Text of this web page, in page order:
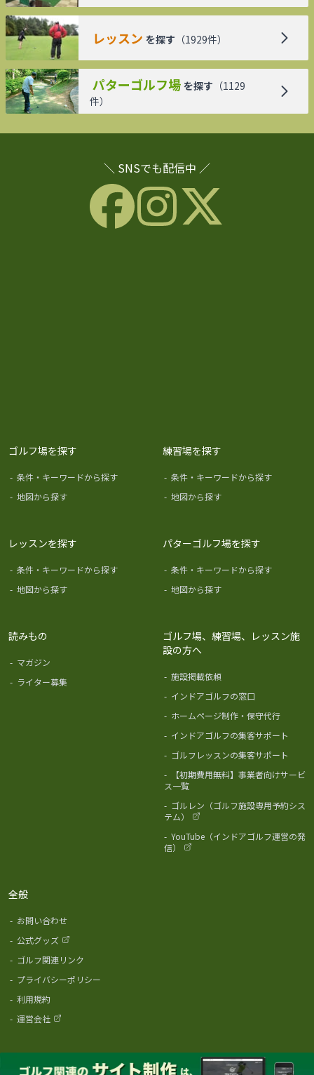
レッスン を探す （1929件）
パターゴルフ場 を探す （1129
件）
＼ SNSでも配信中 ／
ゴルフ場を探す
- 条件・キーワードから探す
- 地図から探す
練習場を探す
- 条件・キーワードから探す
- 地図から探す
レッスンを探す
- 条件・キーワードから探す
- 地図から探す
パターゴルフ場を探す
- 条件・キーワードから探す
- 地図から探す
読みもの
- マガジン
- ライター募集
ゴルフ場、練習場、レッスン施
設の方へ
- 施設掲載依頼
- インドアゴルフの窓口
- ホームページ制作・保守代行
- インドアゴルフの集客サポート
- ゴルフレッスンの集客サポート
-
【初期費用無料】事業者向けサービ
ス一覧
- ゴルレン（ゴルフ施設専用予約シス
テム）
- YouTube（インドアゴルフ運営の発
信）
全般
- お問い合わせ
- 公式グッズ
- ゴルフ関連リンク
- プライバシーポリシー
- 利用規約
- 運営会社